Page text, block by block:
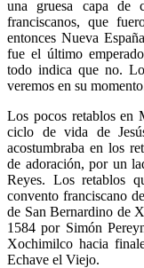
una gruesa capa de
franciscanos, que
entonces Nueva
fue el último
todo indica que no.
veremos en su
Los pocos retablos en
ciclo de vida de
acostumbraba en los
de adoración, por un
Reyes. Los retablos
convento franciscano
de San Bernardino de
1584 por Simón
Xochimilco hacia
Echave el Viejo.